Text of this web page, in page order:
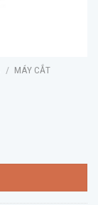
/ MÁY CẮT